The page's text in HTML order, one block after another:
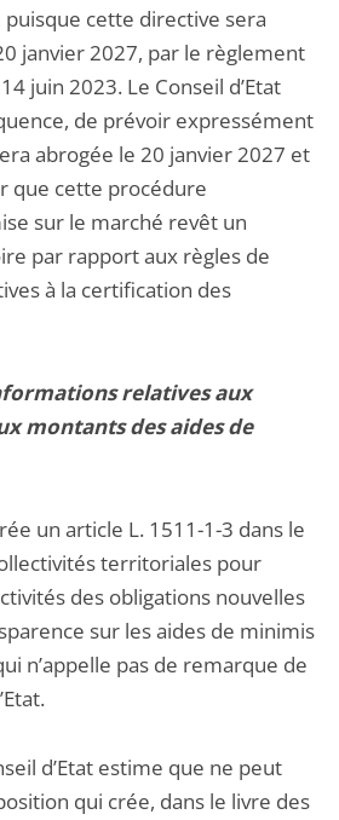
cette directive sera
janvier 2027, par le règlement
juin 2023. Le Conseil d’Etat
de prévoir expressément
abrogée le 20 janvier 2027 et
que cette procédure
sur le marché revêt un
par rapport aux règles de
à la certification des
relatives aux
montants des aides de
un article L. 1511-1-3 dans le
territoriales pour
des obligations nouvelles
sur les aides de minimis
n’appelle pas de remarque de
d’Etat estime que ne peut
qui crée, dans le livre des